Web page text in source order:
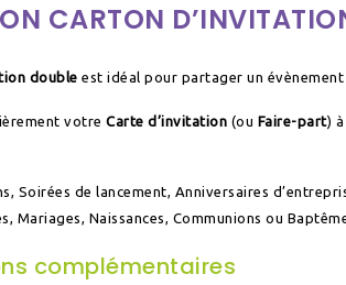
CARTON
double est idéal pour partager un
votre Carte d’invitation (ou Faire-part)
Soirées de lancement, Anniversaires
Mariages, Naissances, Communions ou
complémentaires